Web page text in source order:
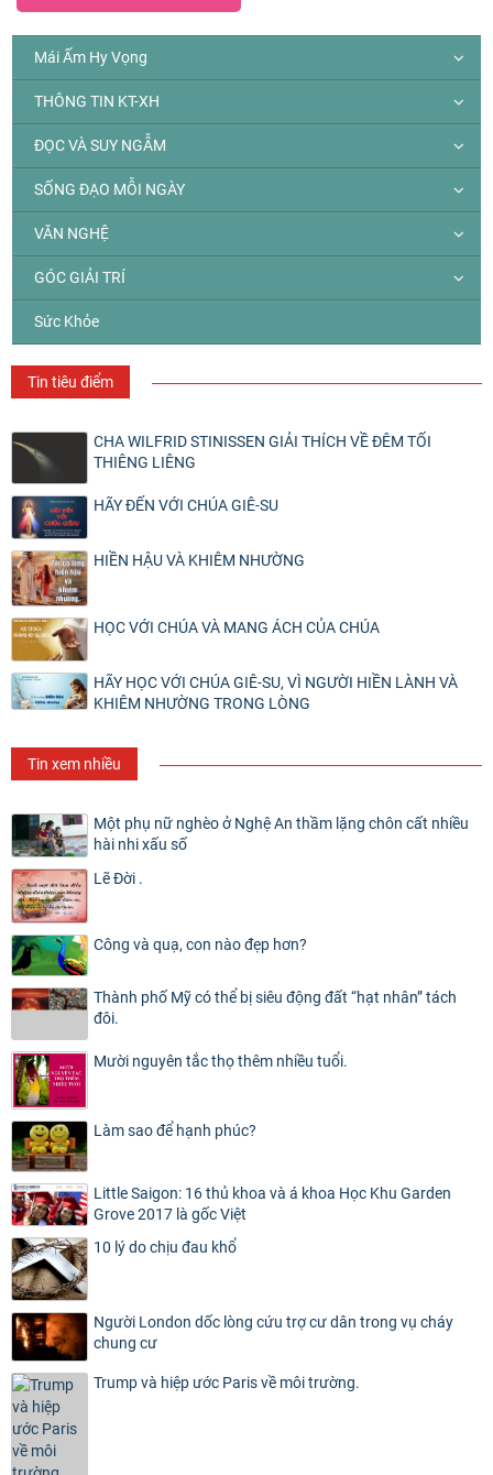
Mái Ấm Hy Vọng
THÔNG TIN KT-XH
ĐỌC VÀ SUY NGẪM
SỐNG ĐẠO MỖI NGÀY
VĂN NGHỆ
GÓC GIẢI TRÍ
Sức Khỏe
Tin tiêu điểm
CHA WILFRID STINISSEN GIẢI THÍCH VỀ ĐÊM TỐI
THIÊNG LIÊNG
HÃY ĐẾN VỚI CHÚA GIÊ-SU
HIỀN HẬU VÀ KHIÊM NHƯỜNG
HỌC VỚI CHÚA VÀ MANG ÁCH CỦA CHÚA
HÃY HỌC VỚI CHÚA GIÊ-SU, VÌ NGƯỜI HIỀN LÀNH VÀ
KHIÊM NHƯỜNG TRONG LÒNG
Tin xem nhiều
Một phụ nữ nghèo ở Nghệ An thầm lặng chôn cất nhiều
hài nhi xấu số
Lẽ Đời .
Công và quạ, con nào đẹp hơn?
Thành phố Mỹ có thể bị siêu động đất “hạt nhân” tách
đôi.
Mười nguyên tắc thọ thêm nhiều tuổi.
Làm sao để hạnh phúc?
Little Saigon: 16 thủ khoa và á khoa Học Khu Garden
Grove 2017 là gốc Việt
10 lý do chịu đau khổ
Người London dốc lòng cứu trợ cư dân trong vụ cháy
chung cư
Trump và hiệp ước Paris về môi trường.